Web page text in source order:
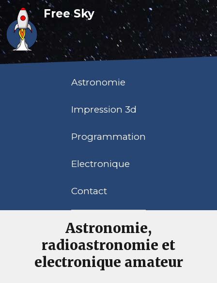
Free Sky
Astronomie
Impression 3d
Programmation
Electronique
Contact
Astronomie,
radioastronomie et
electronique amateur